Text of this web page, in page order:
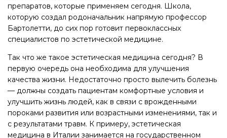
препаратов, которые применяем сегодня. Школа,
которую создал родоначальник напрямую профессор
Бартолетти, до сих пор готовит первоклассных
специалистов по эстетической медицине.
Так что же такое эстетическая медицина сегодня? В
первую очередь она необходима для улучшения
качества жизни. Недостаточно просто вылечить болезнь
— должны создать пациентам комфортные условия и
улучшить жизнь людей, как в связи с врожденными
пороками развития или возрастными изменениями, так и
с результатами травм. К примеру, эстетическая
медицина в Италии занимается на государственном